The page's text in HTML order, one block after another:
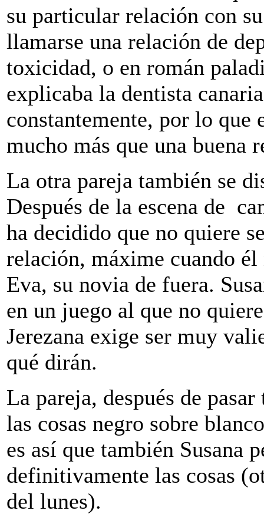
su particular relación con
llamarse una relación de
toxicidad, o en román
explicaba la dentista
constantemente, por lo que
mucho más que una buena
La otra pareja también se
Después de la escena de
ha decidido que no quiere
relación, máxime cuando
Eva, su novia de fuera.
en un juego al que no
Jerezana exige ser muy
qué dirán.
La pareja, después de
las cosas negro sobre
es así que también Susana
definitivamente las cosas
del lunes).